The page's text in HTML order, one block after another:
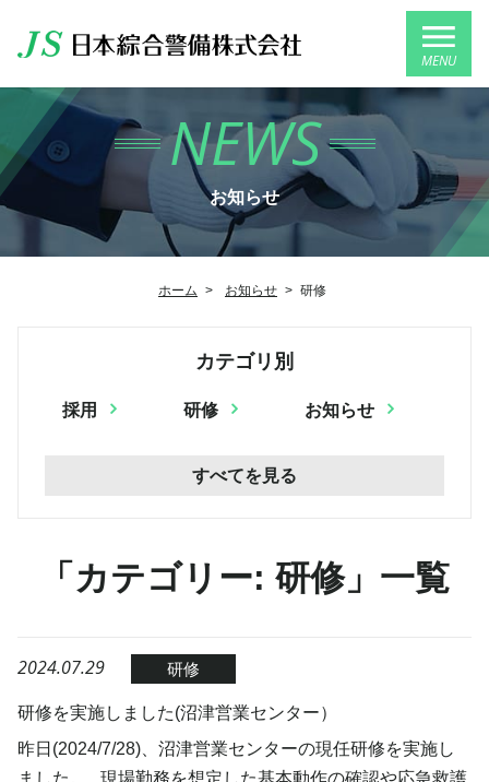
MENU
NEWS
お知らせ
ホーム > お知らせ > 研修
カテゴリ別
採用 研修 お知らせ
すべてを見る
「カテゴリー: 研修」一覧
2024.07.29 研修
研修を実施しました(沼津営業センター）
昨日(2024/7/28)、沼津営業センターの現任研修を実施し